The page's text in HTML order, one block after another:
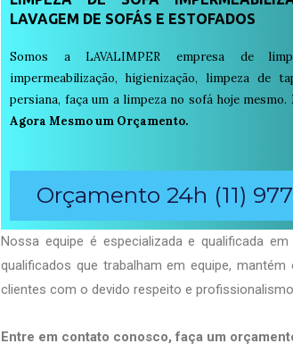
LAVAGEM DE SOFÁS E ESTOFADOS
Somos a LAVALIMPER empresa de
impermeabilização, higienização, limpeza de
persiana, faça um a limpeza no sofá hoje mesmo.
Agora Mesmo um Orçamento.
Orçamento 24h (11)
Nossa equipe é especializada e qualificada
qualificados que trabalham em equipe,
clientes com o devido respeito e
Entre em contato conosco, faça um